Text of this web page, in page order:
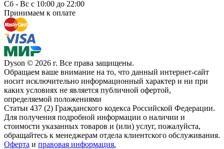
Сб - Вс с 10:00 до 22:00
Принимаем к оплате
Dyson © 2026 г. Все права защищены.
Обращаем ваше внимание на то, что данный интернет-сайт
носит исключительно информационный характер и ни при
каких условиях не является публичной офертой,
определяемой положениями
Статьи 437 (2) Гражданского кодекса Российской Федерации.
Для получения подробной информации о наличии и
стоимости указанных товаров и (или) услуг, пожалуйста,
обращайтесь к менеджерам отдела клиентского обслуживания.
Оферта и правовая информация.